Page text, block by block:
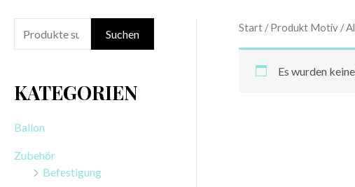
u
h
n
Suchen
KATEGORIEN
Ballon
Zubehör
Befestigung
Start/ Produkt Motiv /
Es wurden